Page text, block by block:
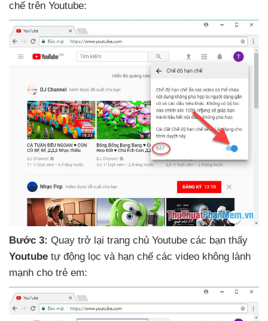
chế trên Youtube:
Bước 3: Quay trở lại trang chủ Youtube các bạn thấy
Youtube tự động lọc và hạn chế các video không lành
mạnh cho trẻ em: